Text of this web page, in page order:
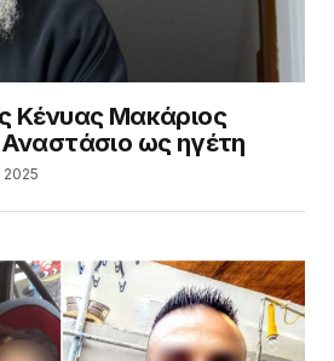
Κένυας Μακάριος
ως ηγέτη
2025